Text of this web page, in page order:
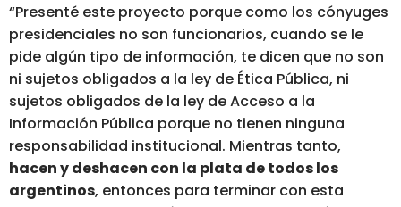
“Presenté este proyecto porque como los cónyuges
presidenciales no son funcionarios, cuando se le
pide algún tipo de información, te dicen que no son
ni sujetos obligados a la ley de Ética Pública, ni
sujetos obligados de la ley de Acceso a la
Información Pública porque no tienen ninguna
responsabilidad institucional. Mientras tanto,
hacen y deshacen con la plata de todos los
argentinos, entonces para terminar con esta